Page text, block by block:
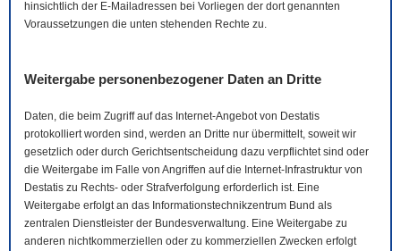
hinsichtlich der E-Mail adressen bei Vorliegen der dort genannten
Voraussetzungen die unten stehenden Rechte zu.
Weitergabe personenbezogener Daten an Dritte
Daten, die beim Zugriff auf das Internet-Angebot von Destatis
protokolliert worden sind, werden an Dritte nur übermittelt, soweit wir
gesetzlich oder durch Gerichtsentscheidung dazu verpflichtet sind oder
die Weitergabe im Falle von Angriffen auf die Internet-Infrastruktur von
Destatis zu Rechts- oder Strafverfolgung erforderlich ist. Eine
Weitergabe erfolgt an das Informationstechnikzentrum Bund als
zentralen Dienstleister der Bundesverwaltung. Eine Weitergabe zu
anderen nichtkommerziellen oder zu kommerziellen Zwecken erfolgt